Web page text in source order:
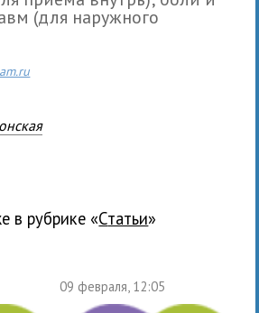
(для наружного
в рубрике « Статьи»
09 февраля, 12:05